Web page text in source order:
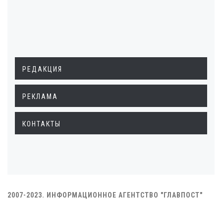
РЕДАКЦИЯ
РЕКЛАМА
КОНТАКТЫ
2007-2023. ИНФОРМАЦИОННОЕ АГЕНТСТВО "ГЛАВПОСТ"